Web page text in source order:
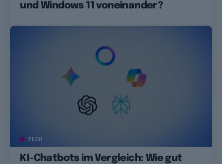
und Windows 11 voneinander?
TECH
KI-Chatbots im Vergleich: Wie gut